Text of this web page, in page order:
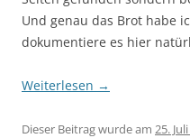
Und genau das Brot habe
dokumentiere es hier
Weiterlesen →
Dieser Beitrag wurde am 25.